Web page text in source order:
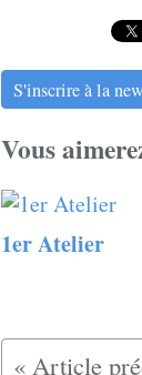
S'inscrire à la
Vous
1er Atelier